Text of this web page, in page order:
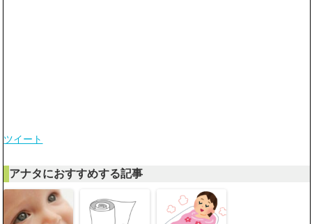
ツイート
アナタにおすすめする記事